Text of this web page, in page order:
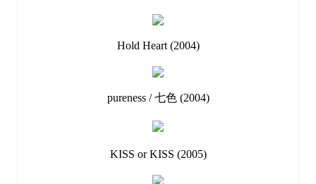
Hold Heart (2004)
pureness / 七色 (2004)
KISS or KISS (2005)